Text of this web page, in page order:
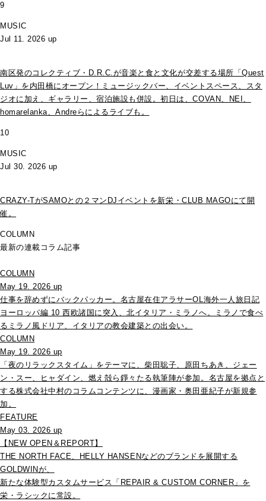
9
MUSIC
Jul 11. 2026 up
南区発のコレクティブ・D.R.C.が⾳楽と⾷と⽂化が交差する場所「Quest
Luv」を内田橋にオープン！ミュージックバー、イベントスペース、スタ
ジオに加え、ギャラリー、宿泊施設も併設。初日は、COVAN、NEI、
homarelanka、Andreらによるライブも。
10
MUSIC
Jul 30. 2026 up
CRAZY-TがSAMOとの２マンDJイベントを新栄・CLUB MAGOにて開
催。
COLUMN
最新の連載コラム記事
COLUMN
May 19. 2026 up
仕事を辞めずにバックパッカー。名古屋在住アラサーOL海外一人旅日記
ヨーロッパ編 10 西欧諸国に突入、北イタリア・ミラノへ。ミラノで食べ
るミラノ風ドリア、イタリアの教会建築との出会い。
COLUMN
May 19. 2026 up
「夜のリラックスタイム」をテーマに、柴田聡子、原田ちあき、ジェー
ン・スー、ヒャダイン、燃え殻ら錚々たる執筆陣が参加。名古屋を拠点と
する株式会社中村のコラムコンテンツに、漫画家・奥田亜紀子が新規参
加。
FEATURE
May 03. 2026 up
【NEW OPEN＆REPORT】
THE NORTH FACE、HELLY HANSENなどのブランドを展開する
GOLDWINが、
新たな体験型カスタムサービス「REPAIR & CUSTOM CORNER」を
栄・ラシックに常設。